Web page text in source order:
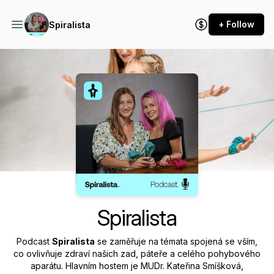
Spiralista + Follow
Podcast Background Image
Spiralista
Podcast Spiralista se zaměřuje na témata spojená se vším,
co ovlivňuje zdraví našich zad, páteře a celého pohybového
aparátu. Hlavním hostem je MUDr. Kateřina Smíšková,